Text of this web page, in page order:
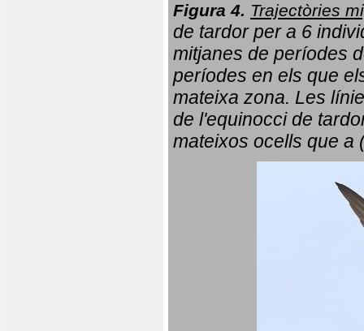
Figura 4. Trajectòries
de tardor per a 6
mitjanes de períodes
períodes en els que
mateixa zona. Les
de l'equinocci de
mateixos ocells que a